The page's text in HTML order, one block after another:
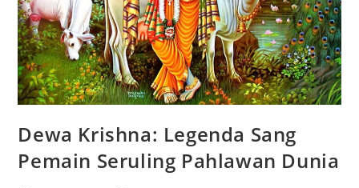
Dewa Krishna: Legenda Sang
Pemain Seruling Pahlawan Dunia